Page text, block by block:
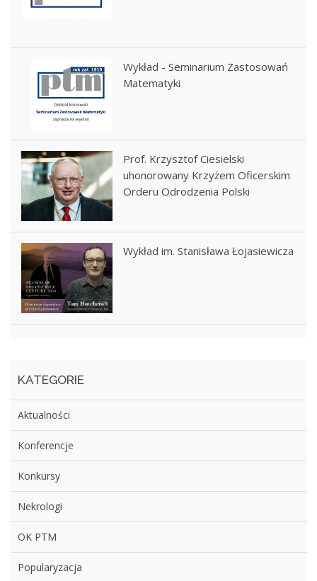
Wykład - Seminarium Zastosowań
Matematyki
Prof. Krzysztof Ciesielski
uhonorowany Krzyżem Oficerskim
Orderu Odrodzenia Polski
Wykład im. Stanisława Łojasiewicza
KATEGORIE
Aktualności
Konferencje
Konkursy
Nekrologi
OK PTM
Popularyzacja